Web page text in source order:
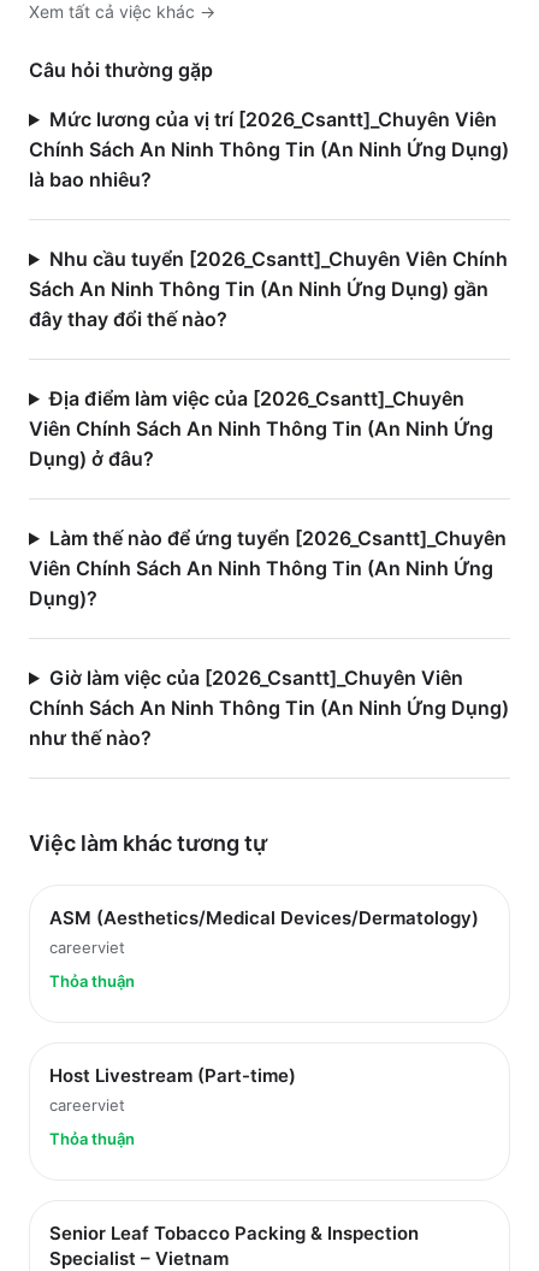
Xem tất cả việc khác →
Câu hỏi thường gặp
Mức lương của vị trí [2026_Csantt]_Chuyên Viên
Chính Sách An Ninh Thông Tin (An Ninh Ứng Dụng)
là bao nhiêu?
Nhu cầu tuyển [2026_Csantt]_Chuyên Viên Chính
Sách An Ninh Thông Tin (An Ninh Ứng Dụng) gần
đây thay đổi thế nào?
Địa điểm làm việc của [2026_Csantt]_Chuyên
Viên Chính Sách An Ninh Thông Tin (An Ninh Ứng
Dụng) ở đâu?
Làm thế nào để ứng tuyển [2026_Csantt]_Chuyên
Viên Chính Sách An Ninh Thông Tin (An Ninh Ứng
Dụng)?
Giờ làm việc của [2026_Csantt]_Chuyên Viên
Chính Sách An Ninh Thông Tin (An Ninh Ứng Dụng)
như thế nào?
Việc làm kháctương tự
ASM (Aesthetics/Medical Devices/Dermatology)
careerviet
Thỏa thuận
Host Livestream (Part-time)
careerviet
Thỏa thuận
Senior Leaf Tobacco Packing & Inspection
Specialist – Vietnam